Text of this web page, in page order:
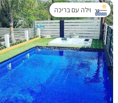
וילה עם בריכה